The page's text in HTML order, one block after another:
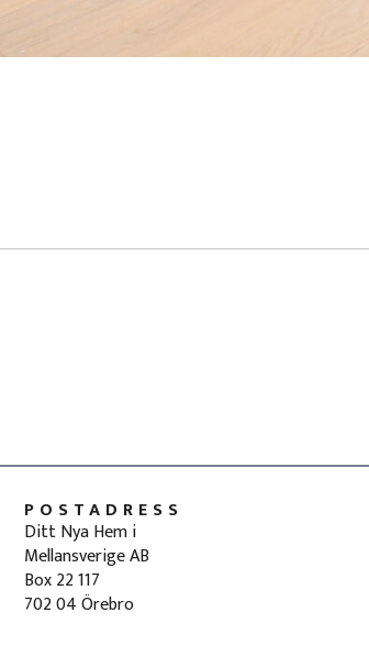
POSTADRESS
Ditt Nya Hem i
Mellansverige AB
Box 22 117
702 04 Örebro